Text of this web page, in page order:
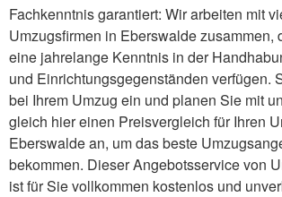
Fachkenntnis garantiert: Wir arbeiten mit
Umzugsfirmen in Eberswalde zusammen,
eine jahrelange Kenntnis in der
und Einrichtungsgegenständen verfügen.
bei Ihrem Umzug ein und planen Sie mit
gleich hier einen Preisvergleich für Ihren
Eberswalde an, um das beste
bekommen. Dieser Angebotsservice von
ist für Sie vollkommen kostenlos und